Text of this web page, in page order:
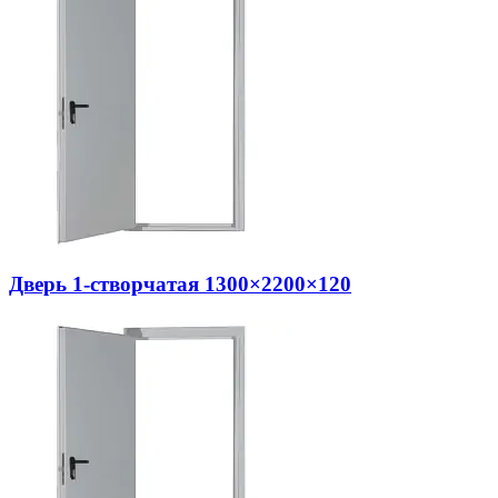
Дверь 1-створчатая 1300×2200×120